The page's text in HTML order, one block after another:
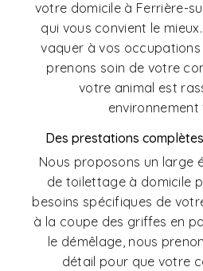
votre domicile à Ferrière-
qui vous convient le
vaquer à vos
prenons soin de votre
votre animal est
environnement
Des prestations
Nous proposons un large
de toilettage à domicile
besoins spécifiques de
à la coupe des griffes en
le démêlage, nous
détail pour que votre